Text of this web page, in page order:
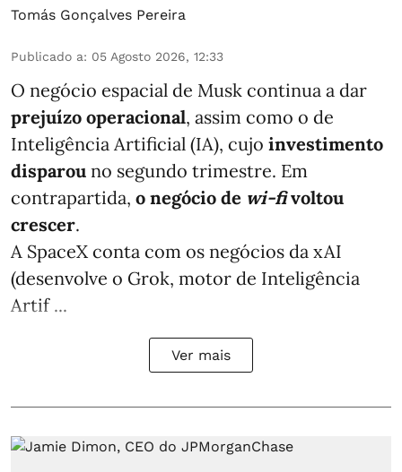
Tomás Gonçalves Pereira
Publicado a: 05 Agosto 2026, 12:33
O negócio espacial de Musk continua a dar
prejuízo operacional, assim como o de
Inteligência Artificial (IA), cujo investimento
disparou no segundo trimestre. Em
contrapartida, o negócio de wi-fivoltou
crescer.
A SpaceX conta com os negócios da xAI
(desenvolve o Grok, motor de Inteligência
Artif ...
Ver mais